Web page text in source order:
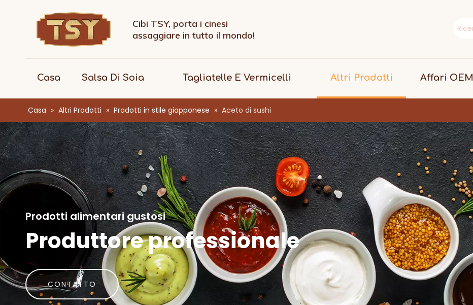
Cibi TSY, porta i cinesi
assaggiare in tutto il mondo!
Casa Salsa Di Soia Tagliatelle E Vermicelli Altri Prodotti Affari OEM
Casa » Altri Prodotti » Prodotti in stile giapponese » Aceto di sushi
Prodotti alimentari gustosi
Produttore professionale
CONTATTO